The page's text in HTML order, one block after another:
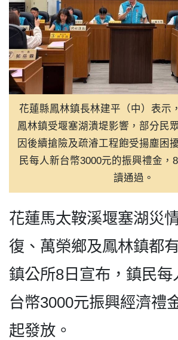
08:00US Diplomat
07:00高雄與日本青
06:00十三行博物館
花蓮縣鳳林鎮長林建平（中）表示
鳳林鎮受堰塞湖潰堤影響，部分民
因後續搶險及疏濬工程飽受揚塵困
民每人新台幣3000元的振興禮金，
讀通過。
花蓮馬太鞍溪堰塞湖災
復、萬榮鄉及鳳林鎮都
鎮公所8日宣布，鎮民每
台幣3000元振興經濟禮
起發放。